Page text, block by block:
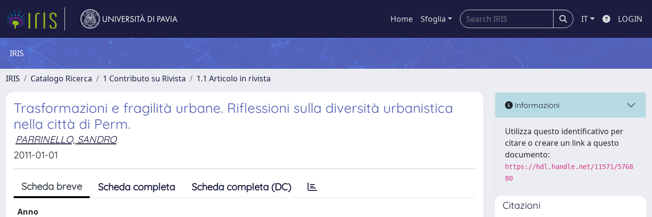
Home Sfoglia IT LOGIN
IRIS
IRIS Catalogo Ricerca 1 Contributo su Rivista 1.1 Articolo in rivista
Trasformazioni e fragilità urbane. Riflessioni sulla diversità urbanistica
nella città di Perm.
PARRINELLO, SANDRO
2011-01-01
Scheda breve Scheda completa Scheda completa (DC)
Anno
Informazioni
Utilizza questo identificativo per
citare o creare un link a questo
documento:
https://hdl.handle.net/11571/5768
80
Citazioni